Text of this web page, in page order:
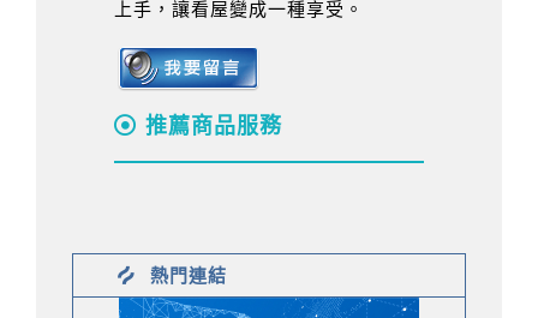
上手，讓看屋變成一種享受。
推薦商品服務
熱門連結